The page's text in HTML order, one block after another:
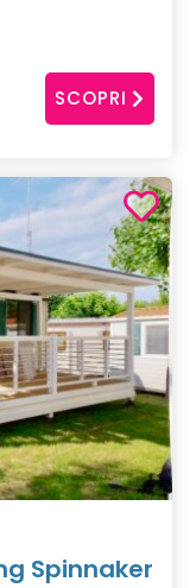
SCOPRI
Spinnaker